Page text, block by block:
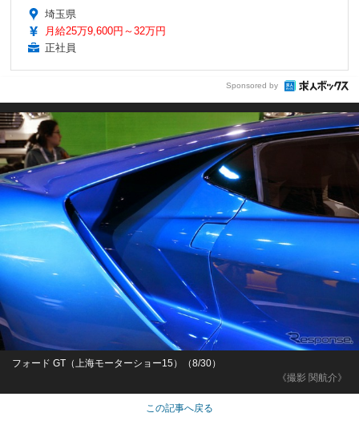
埼玉県
月給25万9,600円～32万円
正社員
Sponsored by
《撮影 関航介》
フォード GT（上海モーターショー15）（8/30）
この記事へ戻る